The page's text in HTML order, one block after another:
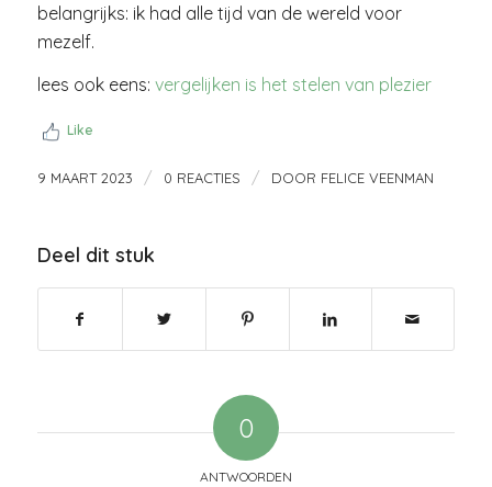
belangrijks: ik had alle tijd van de wereld voor
mezelf.
lees ook eens: vergelijken is het stelen van plezier
Like
9 MAART 2023 / 0 REACTIES / DOOR FELICE VEENMAN
Deel dit stuk
0
ANTWOORDEN